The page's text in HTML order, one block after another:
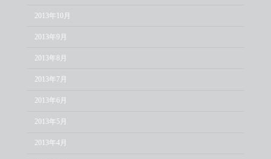
2013年10月
2013年9月
2013年8月
2013年7月
2013年6月
2013年5月
2013年4月